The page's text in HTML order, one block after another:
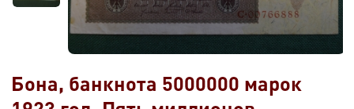
Бона, банкнота 5000000 марок